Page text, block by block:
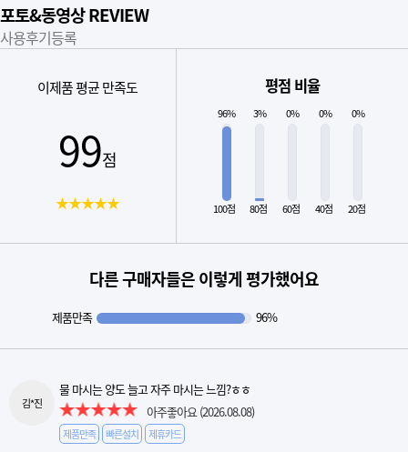
포토&동영상 REVIEW
사용후기등록
이제품 평균 만족도
99점
★★★★★
평점 비율
96%
100점
3%
80점
0%
60점
0%
40점
0%
20점
다른 구매자들은 이렇게 평가했어요
제품만족 96%
김*진
물 마시는 양도 늘고 자주 마시는 느낌?ㅎㅎ
아주좋아요(2026.08.08)
제품만족 빠른설치 제휴카드